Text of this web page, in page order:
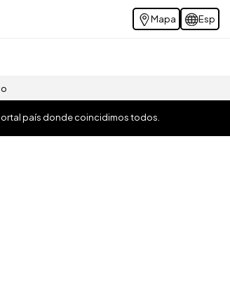
Mapa Esp
país donde coincidimos todos.